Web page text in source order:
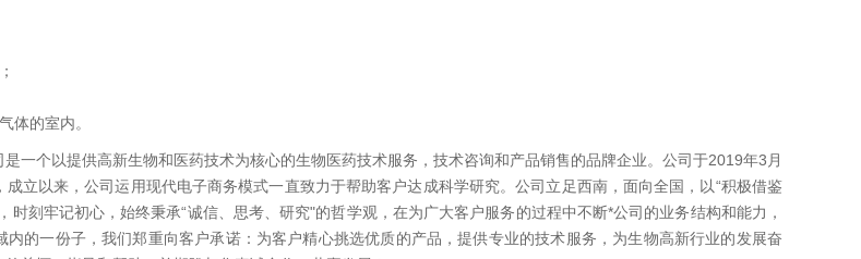
体的室内。
一个以提供高新生物和医药技术为核心的生物医药技术服务，技术咨询和产品销售的品牌企业。公司于2019年3月
立以来，公司运用现代电子商务模式一直致力于帮助客户达成科学研究。公司立足西南，面向全国，以“积极借鉴
时刻牢记初心，始终秉承“诚信、思考、研究"的哲学观，在为广大客户服务的过程中不断*公司的业务结构和能力，
的一份子，我们郑重向客户承诺：为客户精心挑选优质的产品，提供专业的技术服务，为生物高新行业的发展奋